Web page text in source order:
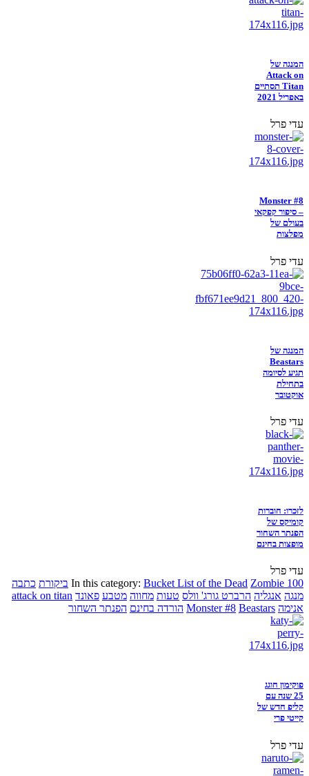
המנגה של
Attack on
Titan תסתיים
באפריל 2021
עדי פרל
Monster #8
– סיפור קפקאי
בעולם של
מפלצות
עדי פרל
המנגה של
Beastars
תגיע לסיומה
בתחילת
אוקטובר
עדי פרל
לזכרו: חוברות
קומיקס של
הפנתר השחור
מופצות בחינם
עדי פרל
In this category: Bucket List of the Dead Zombie 100 ביקורת כתבה
מנגה אנגליה הרברט גורג' וולס טעות מחווה מטבע פאונד attack on titan
אנימה
Monster #8 Beastars הורדה בחינם הפנתר השחור
פוקימון חוגג
25 שנה עם
קליפ חדש של
קייטי פרי
עדי פרל